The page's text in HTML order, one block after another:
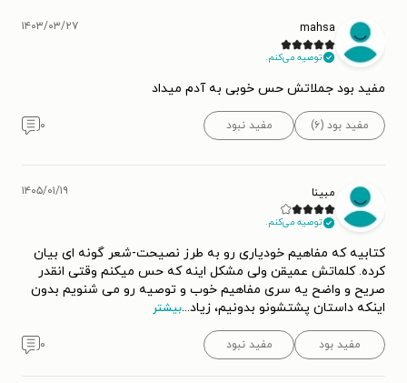
mahsa
توصیه می‌کنم.
۱۴۰۳/۰۳/۲۷
مفید بود جملاتش حس خوبی به آدم میداد
مفید بود (۶) مفید نبود ۰
مبینا
توصیه می‌کنم.
۱۴۰۵/۰۱/۱۹
کتابیه که مفاهیم خودیاری رو به طرز نصیحت-شعر گونه ای بیان
کرده. کلماتش عمیقن ولی مشکل اینه که حس میکنم وقتی انقدر
صریح و واضح یه سری مفاهیم خوب و توصیه رو می شنویم بدون
اینکه داستان پشتشونو بدونیم، زیاد...بیشتر
مفید بود مفید نبود ۰